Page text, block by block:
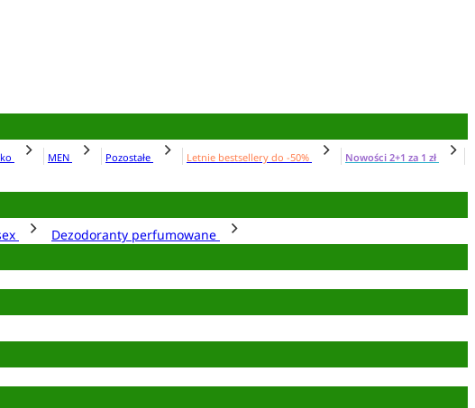
MEN Pozostałe Letnie bestsellery do -50%
Nowości 2+1 za 1 zł
Dezodoranty perfumowane